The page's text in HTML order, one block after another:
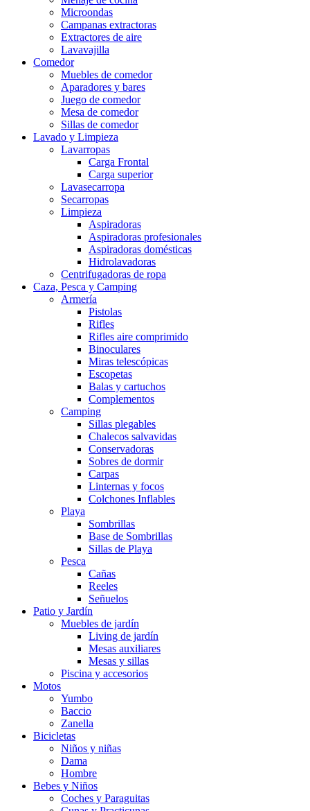
Microondas
Campanas extractoras
Extractores de aire
Lavavajilla
Comedor
Muebles de comedor
Aparadores y bares
Juego de comedor
Mesa de comedor
Sillas de comedor
Lavado y Limpieza
Lavarropas
Carga Frontal
Carga superior
Lavasecarropa
Secarropas
Limpieza
Aspiradoras
Aspiradoras profesionales
Aspiradoras domésticas
Hidrolavadoras
Centrifugadoras de ropa
Caza, Pesca y Camping
Armería
Pistolas
Rifles
Rifles aire comprimido
Binoculares
Miras telescópicas
Escopetas
Balas y cartuchos
Complementos
Camping
Sillas plegables
Chalecos salvavidas
Conservadoras
Sobres de dormir
Carpas
Linternas y focos
Colchones Inflables
Playa
Sombrillas
Base de Sombrillas
Sillas de Playa
Pesca
Cañas
Reeles
Señuelos
Patio y Jardín
Muebles de jardín
Living de jardín
Mesas auxiliares
Mesas y sillas
Piscina y accesorios
Motos
Yumbo
Baccio
Zanella
Bicicletas
Niños y niñas
Dama
Hombre
Bebes y Niños
Coches y Paraguitas